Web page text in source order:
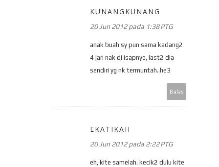
KUNANGKUNANG
20 Jun 2012 pada 1:38 PTG
anak buah sy pun sama kadang2
4 jari nak di isapnye, last2 dia
sendiri yg nk termuntah..he3
Balas
EKATIKAH
20 Jun 2012 pada 2:22 PTG
eh, kite samelah. kecik2 dulu kite